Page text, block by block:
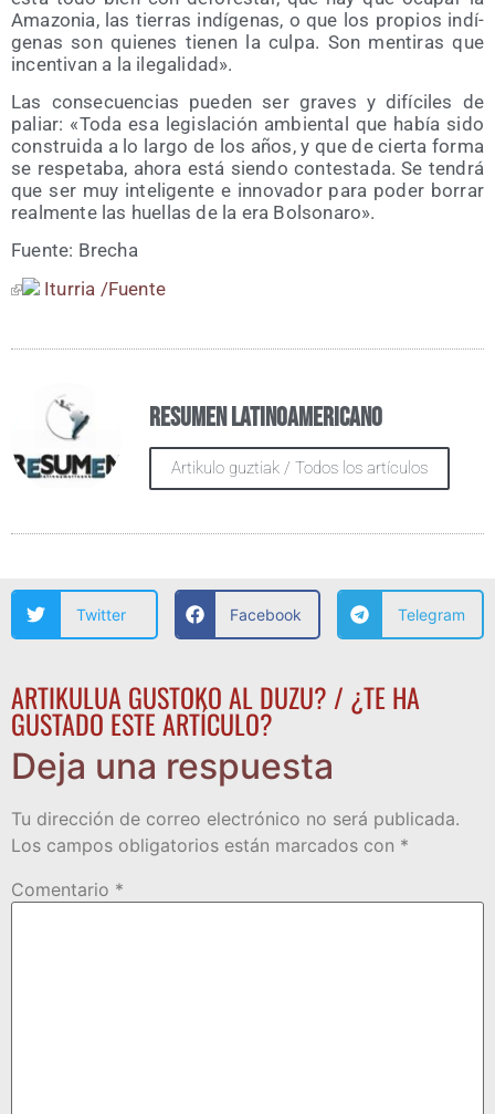
Ama­zo­nia, las tie­rras indí­ge­nas, o que los pro­pios indí­
ge­nas son quie­nes tie­nen la cul­pa. Son men­ti­ras que
incen­ti­van a la ilegalidad».
Las con­se­cuen­cias pue­den ser gra­ves y difí­ci­les de
paliar: «Toda esa legis­la­ción ambien­tal que había sido
cons­trui­da a lo lar­go de los años, y que de cier­ta for­ma
se res­pe­ta­ba, aho­ra está sien­do con­tes­ta­da. Se ten­drá
que ser muy inte­li­gen­te e inno­va­dor para poder borrar
real­men­te las hue­llas de la era Bolsonaro».
Fuen­te: Brecha
Itu­rria /​Fuen­te
Resumen Latinoamericano
Artikulo guztiak / Todos los artículos
Twitter Facebook Telegram
ARTIKULUA GUSTOKO AL DUZU? / ¿TE HA
GUSTADO ESTE ARTÍCULO?
Deja una respuesta
Tu dirección de correo electrónico no será publicada.
Los campos obligatorios están marcados con *
Comentario *